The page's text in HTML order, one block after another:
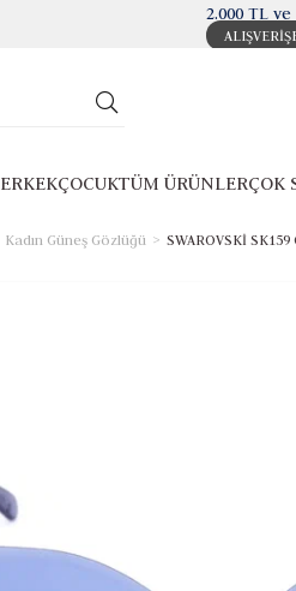
2.000 TL
ERKEKÇOCUKTÜM ÜRÜNLERÇOK
Kadın Güneş Gözlüğü SWAROVSKİ